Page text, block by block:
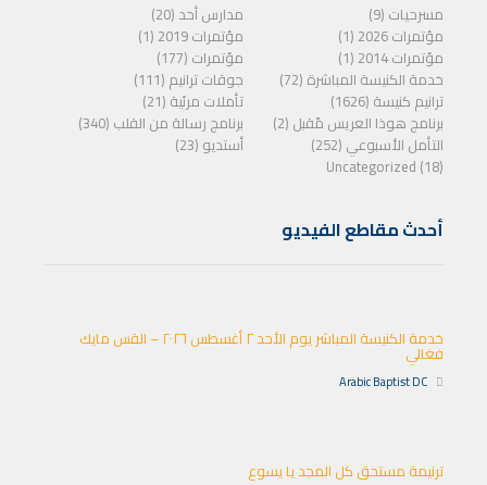
مسرحيات (9)
مدارس أحد (20)
مؤتمرات 2026 (1)
مؤتمرات 2019 (1)
مؤتمرات 2014 (1)
مؤتمرات (177)
خدمة الكنيسة المباشرة (72)
جوقات ترانيم (111)
ترانيم كنيسة (1626)
تأملات مرئية (21)
برنامج هوذا العريس مًقبل (2)
برنامج رسالة من القلب (340)
التأمل الأسبوعي (252)
أستديو (23)
Uncategorized (18)
أحدث مقاطع الفيديو
خدمة الكنيسة المباشر يوم الأحد ٢ أغسطس ٢٠٢٦ – القس مايك
فغالي
Arabic Baptist DC
ترنيمة مستحق كل المجد يا يسوع